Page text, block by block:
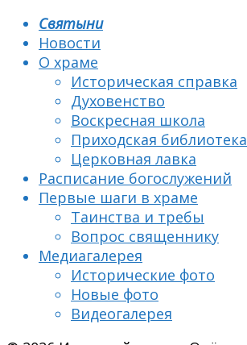
Святыни
Новости
О храме
Историческая справка
Духовенство
Воскресная школа
Приходская библиотека
Церковная лавка
Расписание богослужений
Первые шаги в храме
Таинства и требы
Вопрос священнику
Медиагалерея
Исторические фото
Новые фото
Видеогалерея